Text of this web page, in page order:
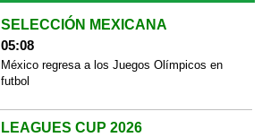
SELECCIÓN MEXICANA
05:08
México regresa a los Juegos Olímpicos en
futbol
LEAGUES CUP 2026